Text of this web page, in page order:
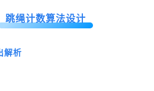
跳绳计数算法设计
解析